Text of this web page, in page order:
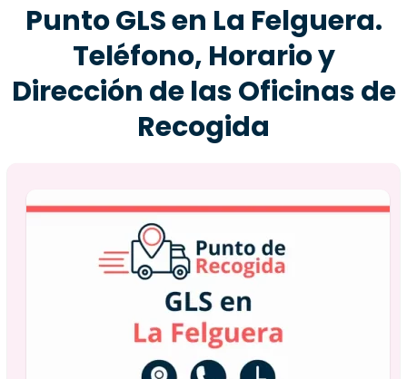
Punto GLS en La Felguera.
Teléfono, Horario y
Dirección de las Oficinas de
Recogida